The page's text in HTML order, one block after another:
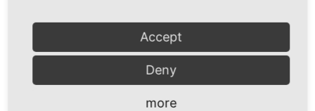
Ausgehend von langjährig bewährten
Fertigungsverfahren für Chipwiderstände kann SRT
Resistor Technology GmbH jetzt Chipwiderstände
anbieten, die für Hochtemperaturanwendungen bis
in den Bereich von 300°C geeignet sind. Diese neue
Möglichkeit ergibt sich aus der...
Accept
Deny
more